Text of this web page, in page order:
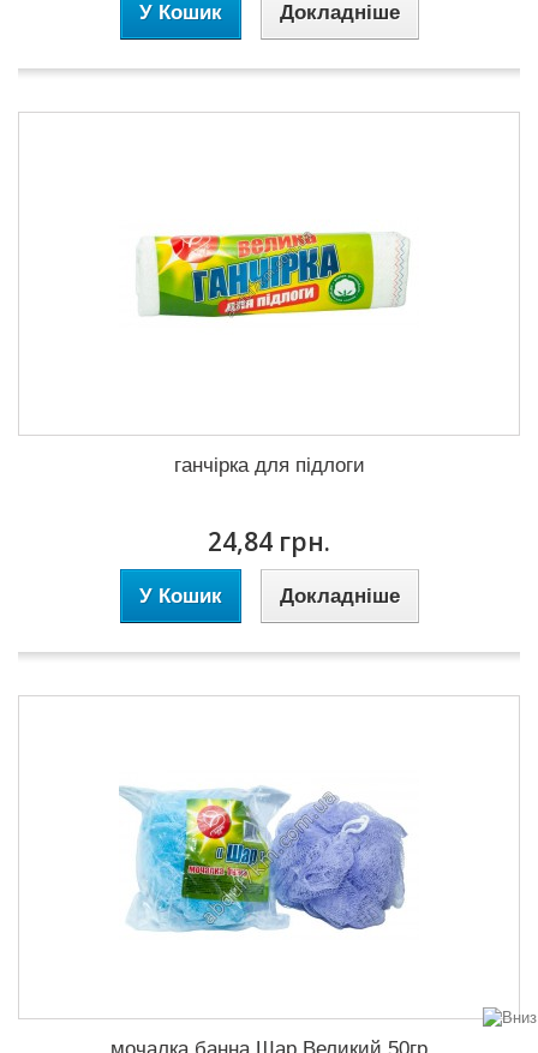
У Кошик Докладніше
ганчірка для підлоги
24,84 грн.
У Кошик Докладніше